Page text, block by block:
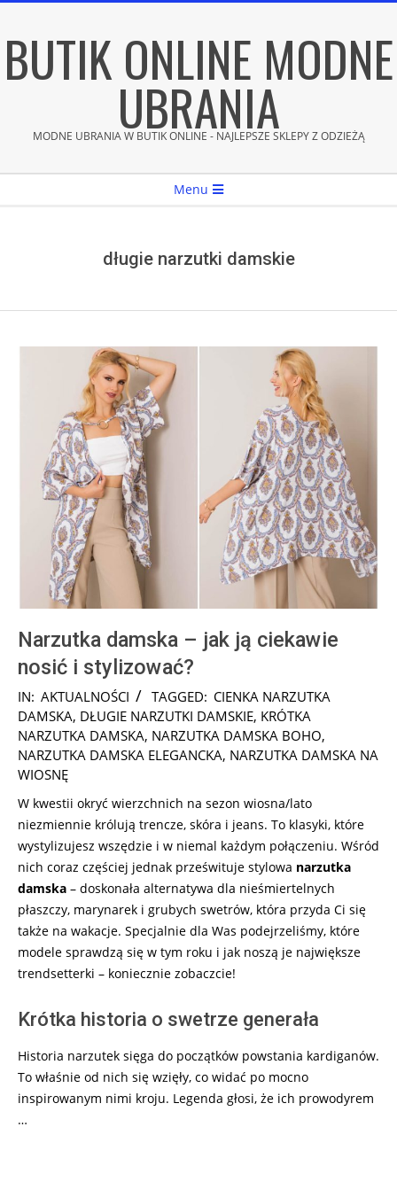
content
BUTIK ONLINE MODNE
UBRANIA
MODNE UBRANIA W BUTIK ONLINE - NAJLEPSZE SKLEPY Z ODZIEŻĄ
Menu
długie narzutki damskie
Narzutka damska – jak ją ciekawie
nosić i stylizować?
2025-
08-
14
IN: AKTUALNOŚCI TAGGED: CIENKA NARZUTKA
DAMSKA, DŁUGIE NARZUTKI DAMSKIE, KRÓTKA
NARZUTKA DAMSKA, NARZUTKA DAMSKA BOHO,
NARZUTKA DAMSKA ELEGANCKA, NARZUTKA DAMSKA NA
WIOSNĘ
W kwestii okryć wierzchnich na sezon wiosna/lato
niezmiennie królują trencze, skóra i jeans. To klasyki, które
wystylizujesz wszędzie i w niemal każdym połączeniu. Wśród
nich coraz częściej jednak prześwituje stylowa narzutka
damska – doskonała alternatywa dla nieśmiertelnych
płaszczy, marynarek i grubych swetrów, która przyda Ci się
także na wakacje. Specjalnie dla Was podejrzeliśmy, które
modele sprawdzą się w tym roku i jak noszą je największe
trendsetterki – koniecznie zobaczcie!
Krótka historia o swetrze generała
Historia narzutek sięga do początków powstania kardiganów.
To właśnie od nich się wzięły, co widać po mocno
inspirowanym nimi kroju. Legenda głosi, że ich prowodyrem
…